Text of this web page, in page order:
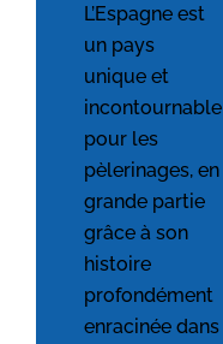
L’Espagne est
un pays
unique et
incontournable
pour les
pèlerinages, en
grande partie
grâce à son
histoire
profondément
enracinée dans